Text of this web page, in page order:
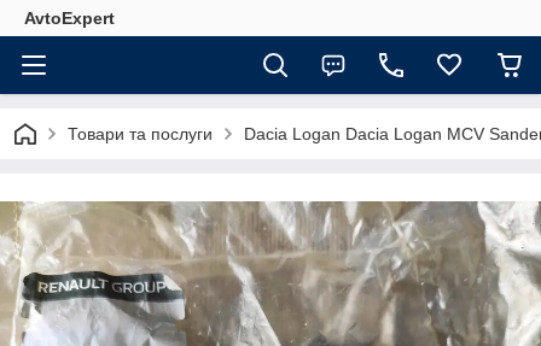
AvtoExpert
Товари та послуги Dacia Logan Dacia Logan MCV